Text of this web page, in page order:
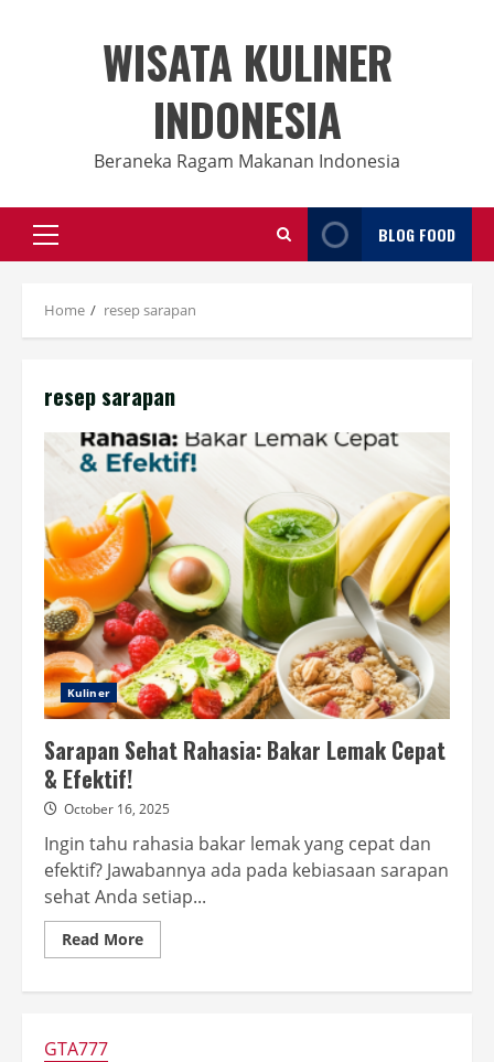
WISATA KULINER
INDONESIA
Beraneka Ragam Makanan Indonesia
Primary
Menu
BLOG FOOD
Home resep sarapan
resep sarapan
Kuliner
Sarapan Sehat Rahasia: Bakar Lemak Cepat
& Efektif!
October 16, 2025
Ingin tahu rahasia bakar lemak yang cepat dan
efektif? Jawabannya ada pada kebiasaan sarapan
sehat Anda setiap...
Read MoreRead
more
GTA777